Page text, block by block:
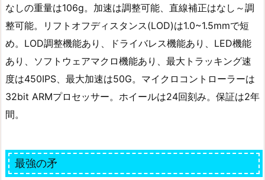
なしの重量は106g。加速は調整可能、直線補正はなし～調
整可能。リフトオフディスタンス(LOD)は1.0~1.5mmで短
め。LOD調整機能あり、ドライバレス機能あり、LED機能
あり、ソフトウェアマクロ機能あり、最大トラッキング速
度は450IPS、最大加速は50G。マイクロコントローラーは
32bit ARMプロセッサー。ホイールは24回刻み。保証は2年
間。
最強の矛